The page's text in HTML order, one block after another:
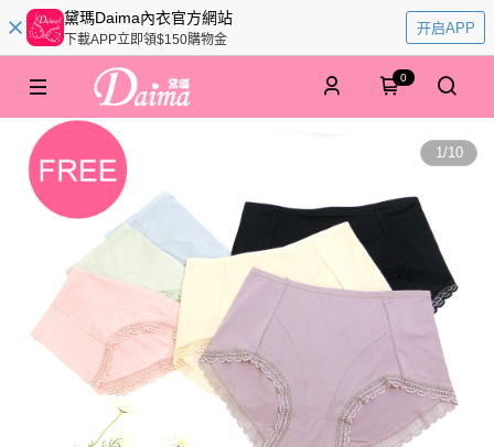
黛瑪Daima內衣官方網站
下載APP立即領$150購物金
开启APP
0
1/10